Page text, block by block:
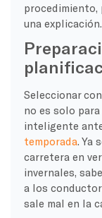
procedimiento,
una explicación.
Seleccionar
no es solo
inteligente
temporada. Ya
carretera en
invernales,
a los
sale mal en la